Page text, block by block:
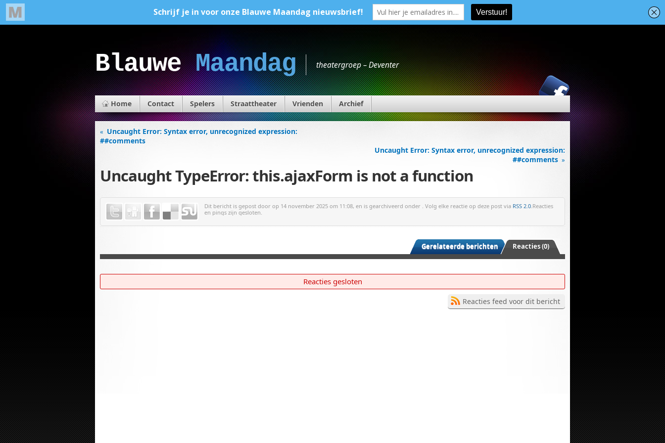
BlauweMaandag theatergroep – Deventer
Home Contact Spelers Straattheater Vrienden Archief
« Uncaught Error: Syntax error, unrecognized expression:
##comments
Uncaught Error: Syntax error, unrecognized expression:
##comments »
Uncaught TypeError: this.ajaxForm is not a function
Dit bericht is gepost door op 14 november 2025 om 11:08, en is gearchiveerd onder . Volg elke reactie op deze post via RSS 2.0.Reacties
en pings zijn gesloten.
Reacties (0)
Gerelateerde berichten
Reacties gesloten
Reacties feed voor dit bericht